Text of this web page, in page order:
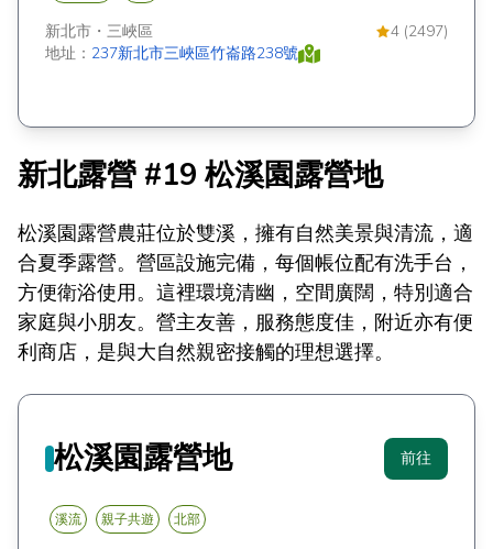
新北市 ・ 三峽區
4 (2497)
地址： 237新北市三峽區竹崙路238號
新北露營 #19 松溪園露營地
松溪園露營農莊位於雙溪，擁有自然美景與清流，適
合夏季露營。營區設施完備，每個帳位配有洗手台，
方便衛浴使用。這裡環境清幽，空間廣闊，特別適合
家庭與小朋友。營主友善，服務態度佳，附近亦有便
利商店，是與大自然親密接觸的理想選擇。
松溪園露營地 前往
溪流 親子共遊 北部